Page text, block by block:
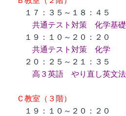
１７：３５～１８：４５
共通テスト対策 化学基礎
１９：１０～２０：２０
共通テスト対策 化学
２０：２５～２１：３５
高３英語 やり直し英文法
Ｃ教室（３階）
１９：１０～２０：２０